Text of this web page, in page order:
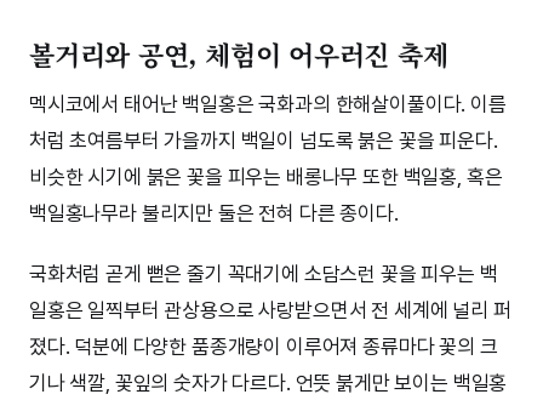
볼거리와 공연, 체험이 어우러진 축제
멕시코에서 태어난 백일홍은 국화과의 한해살이풀이다. 이름
처럼 초여름부터 가을까지 백일이 넘도록 붉은 꽃을 피운다.
비슷한 시기에 붉은 꽃을 피우는 배롱나무 또한 백일홍, 혹은
백일홍나무라 불리지만 둘은 전혀 다른 종이다.
국화처럼 곧게 뻗은 줄기 꼭대기에 소담스런 꽃을 피우는 백
일홍은 일찍부터 관상용으로 사랑받으면서 전 세계에 널리 퍼
졌다. 덕분에 다양한 품종개량이 이루어져 종류마다 꽃의 크
기나 색깔, 꽃잎의 숫자가 다르다. 언뜻 붉게만 보이는 백일홍